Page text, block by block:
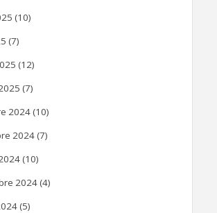
(10)
(7)
(12)
(7)
2024(10)
2024(7)
(10)
2024(4)
(5)